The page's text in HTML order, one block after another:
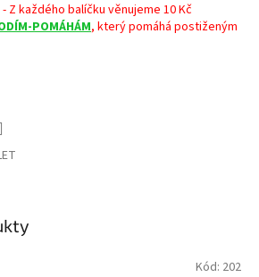
- Z každého balíčku věnujeme 10 Kč
POMÁHÁM, který pomáhá postiženým
Kód: 202